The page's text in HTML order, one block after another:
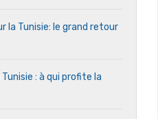
la Tunisie: le grand retour
: à qui profite la